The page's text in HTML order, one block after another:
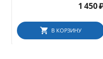
1 450
В КОРЗИНУ